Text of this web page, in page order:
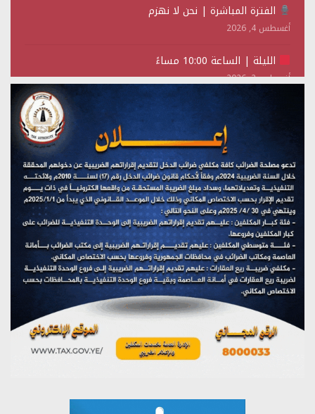
الفترة المباشرة | نحن لا نهزم
أغسطس 4, 2026
الليلة | الساعة 10:00 مساءً
أغسطس 2, 2026
تستمعون لبرنامج (حدث في مثل هذا اليوم)
(نحن لا نهزم) بث مباشر
يوليو 28, 2026
تستمعون لبرنامج (هندسة الوهم)
يوليو 28, 2026
مؤتمر صحفي لمركز عين الإنسانية حول جرائم تحالف العدوان
على اليمن
يوليو 27, 2026